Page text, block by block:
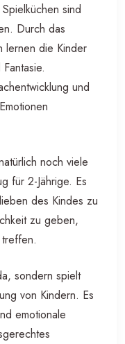
sind
Durch das
lernen die Kinder
und
noch viele
für 2-Jährige. Es
des Kindes zu
zu geben,
sondern spielt
von Kindern. Es
emotionale